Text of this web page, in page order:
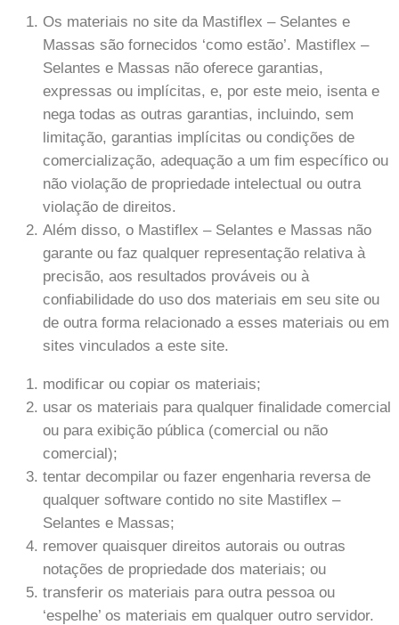
Os materiais no site da Mastiflex – Selantes e
Massas são fornecidos ‘como estão’. Mastiflex –
Selantes e Massas não oferece garantias,
expressas ou implícitas, e, por este meio, isenta e
nega todas as outras garantias, incluindo, sem
limitação, garantias implícitas ou condições de
comercialização, adequação a um fim específico ou
não violação de propriedade intelectual ou outra
violação de direitos.
Além disso, o Mastiflex – Selantes e Massas não
garante ou faz qualquer representação relativa à
precisão, aos resultados prováveis ​​ou à
confiabilidade do uso dos materiais em seu site ou
de outra forma relacionado a esses materiais ou em
sites vinculados a este site.
modificar ou copiar os materiais;
usar os materiais para qualquer finalidade comercial
ou para exibição pública (comercial ou não
comercial);
tentar decompilar ou fazer engenharia reversa de
qualquer software contido no site Mastiflex –
Selantes e Massas;
remover quaisquer direitos autorais ou outras
notações de propriedade dos materiais; ou
transferir os materiais para outra pessoa ou
‘espelhe’ os materiais em qualquer outro servidor.